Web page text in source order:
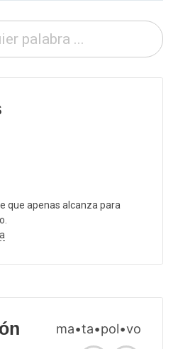
que apenas alcanza para
ma•ta•pol•vo